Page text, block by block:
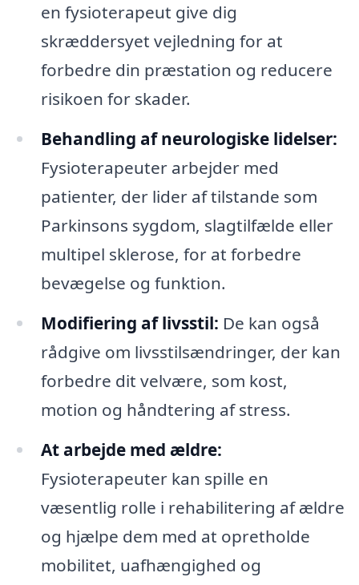
en fysioterapeut give dig
skræddersyet vejledning for at
forbedre din præstation og reducere
risikoen for skader.
Behandling af neurologiske lidelser:
Fysioterapeuter arbejder med
patienter, der lider af tilstande som
Parkinsons sygdom, slagtilfælde eller
multipel sklerose, for at forbedre
bevægelse og funktion.
Modifiering af livsstil: De kan også
rådgive om livsstilsændringer, der kan
forbedre dit velvære, som kost,
motion og håndtering af stress.
At arbejde med ældre:
Fysioterapeuter kan spille en
væsentlig rolle i rehabilitering af ældre
og hjælpe dem med at opretholde
mobilitet, uafhængighed og